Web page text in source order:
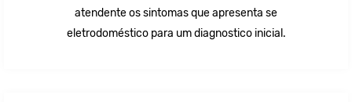
atendente os sintomas que apresenta se
eletrodoméstico para um diagnostico inicial.